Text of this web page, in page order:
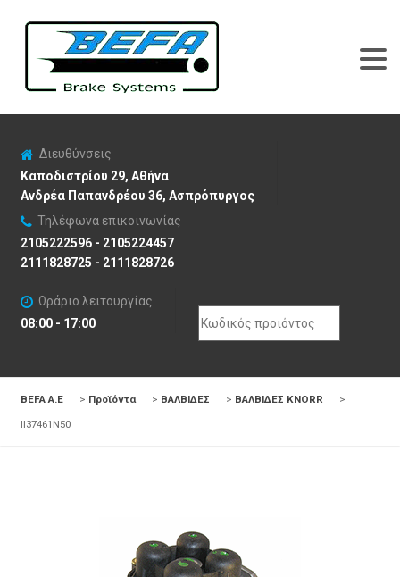
Διευθύνσεις
Καποδιστρίου 29, Αθήνα
Ανδρέα Παπανδρέου 36, Ασπρόπυργος
Τηλέφωνα επικοινωνίας
2105222596 - 2105224457
2111828725 - 2111828726
Ωράριο λειτουργίας
08:00 - 17:00
Search
for:
BEFA Α.Ε > Προϊόντα > ΒΑΛΒΙΔΕΣ > ΒΑΛΒΙΔΕΣ KNORR
>
II37461N50